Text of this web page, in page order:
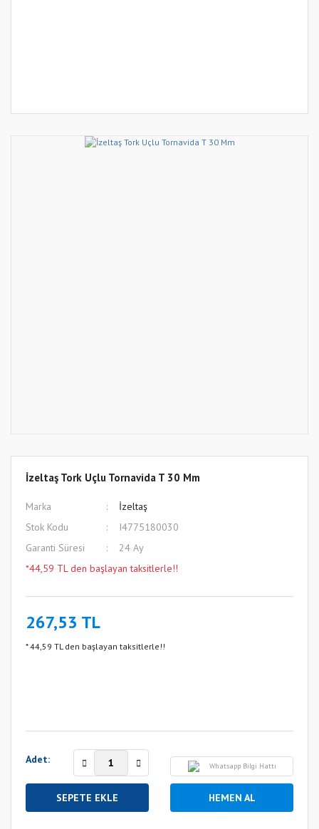
İzeltaş Tork Uçlu Tornavida T 30 Mm
Marka
İzeltaş
Stok Kodu
I4775180030
Garanti Süresi
24 Ay
*44,59 TL den başlayan taksitlerle!!
267,53 TL
* 44,59 TL den başlayan taksitlerle!!
Adet:
Whatsapp Bilgi Hattı
SEPETE EKLE HEMEN AL